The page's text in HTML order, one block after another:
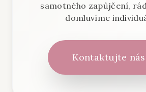
samotného zapůjčení,
domluvíme
Kontaktujte nás